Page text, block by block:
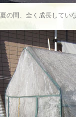
夏の間、全く成長してい